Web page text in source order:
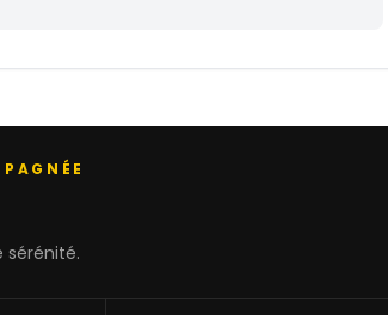
sérénité.